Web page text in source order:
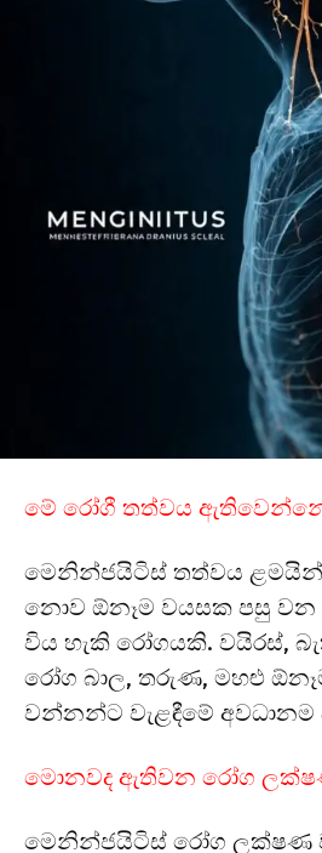
මේ රෝගී තත්වය
මෙනින්ජයිටිස් තත්වය
නොව ඕනෑම වයසක පසු වන
විය හැකි රෝගයකි. වයිරස්,
රෝග බාල, තරුණ, මහළු
වන්නන්ට වැළඳීමේ අවධානම
මොනවද ඇතිවන රෝග
මෙනින්ජයිටිස් රෝග ලක්ෂණ